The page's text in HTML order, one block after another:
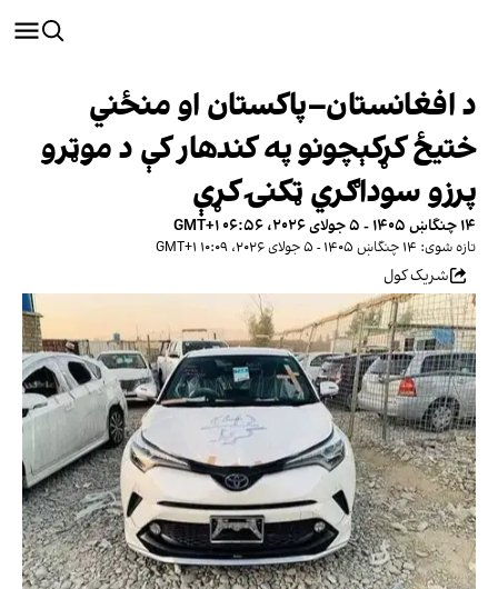
د افغانستان–پاکستان او منځني
ختیځ کړکېچونو په کندهار کې د موټرو
پرزو سوداګري ټکنۍ کړې
۱۴ چنگاښ ۱۴۰۵ - ۵ جولای ۲۰۲۶، ۰۶:۵۶ GMT+۱
تازه شوی: ۱۴ چنگاښ ۱۴۰۵ - ۵ جولای ۲۰۲۶، ۱۰:۰۹ GMT+۱
شریک کول